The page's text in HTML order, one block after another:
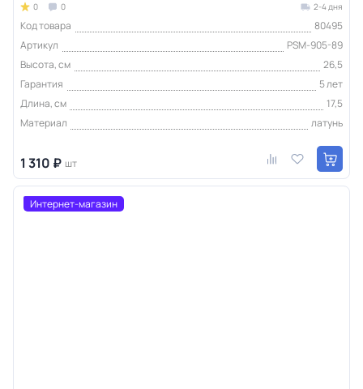
0 0 2-4 дня
Код товара
80495
Артикул
PSM-905-89
Высота, см
26,5
Гарантия
5 лет
Длина, см
17,5
Материал
латунь
1 310 ₽ шт
Интернет-магазин